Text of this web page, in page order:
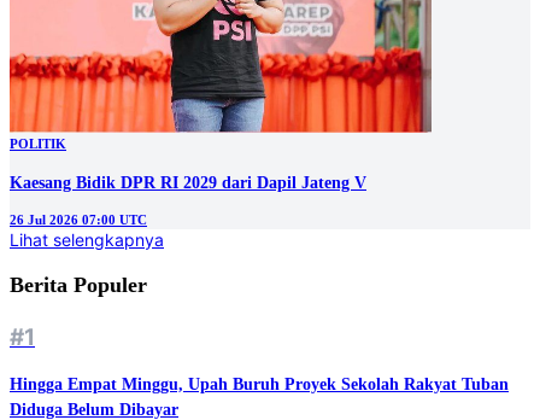
POLITIK
Kaesang Bidik DPR RI 2029 dari Dapil Jateng V
26 Jul 2026 07:00 UTC
Lihat selengkapnya
Berita Populer
#1
Hingga Empat Minggu, Upah Buruh Proyek Sekolah Rakyat Tuban
Diduga Belum Dibayar